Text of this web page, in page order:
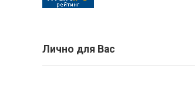
Лично для Вас